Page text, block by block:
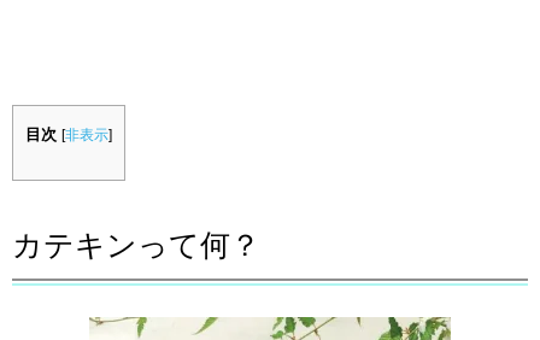
目次 [非表示]
カテキンって何？